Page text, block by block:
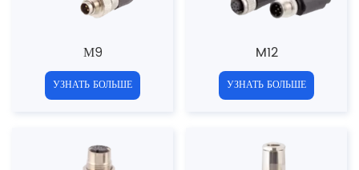
М9
УЗНАТЬ БОЛЬШЕ
M12
УЗНАТЬ БОЛЬШЕ